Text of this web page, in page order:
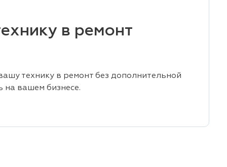
в ремонт
технику в ремонт без дополнительной
на вашем бизнесе.